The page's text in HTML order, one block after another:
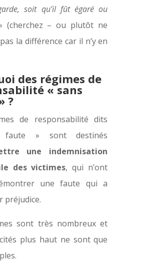
soit qu’il fût égaré ou
(cherchez – ou plutôt ne
la différence car il n’y en
des régimes de
« sans
?
de responsabilité dits
» sont destinés
une indemnisation
des victimes, qui n’ont
une faute qui a
préjudice.
sont très nombreux et
plus haut ne sont que